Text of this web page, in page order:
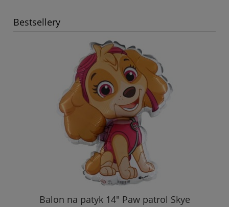
Bestsellery
Balon na patyk 14" Paw patrol Skye